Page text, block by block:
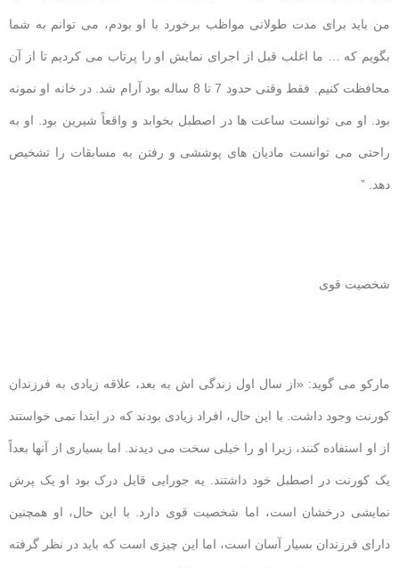
من باید برای مدت طولانی مواظب برخورد با او بودم، می توانم به شما
بگویم که … ما اغلب قبل از اجرای نمایش او را پرتاب می کردیم تا از آن
محافظت کنیم. فقط وقتی حدود 7 تا 8 ساله بود آرام شد. در خانه او نمونه
بود. او می توانست ساعت ها در اصطبل بخوابد و واقعاً شیرین بود. او به
راحتی می توانست مادیان های پوششی و رفتن به مسابقات را تشخیص
دهد. ”
شخصیت قوی
مارکو می گوید: «از سال اول زندگی اش به بعد، علاقه زیادی به فرزندان
کورنت وجود داشت. با این حال، افراد زیادی بودند که در ابتدا نمی خواستند
از او استفاده کنند، زیرا او را خیلی سخت می دیدند. اما بسیاری از آنها بعداً
یک کورنت در اصطبل خود داشتند. یه جورایی قابل درک بود او یک پرش
نمایشی درخشان است، اما شخصیت قوی دارد. با این حال، او همچنین
دارای فرزندان بسیار آسان است، اما این چیزی است که باید در نظر گرفته